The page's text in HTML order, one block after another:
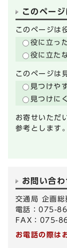
このペー
このページは
役に立っ
役に立た
このページは
見つけや
見つけに
お寄せいただ
参考とします。
お問い合わ
交通局 企画総
電話：075-
FAX：075-
お電話の際は